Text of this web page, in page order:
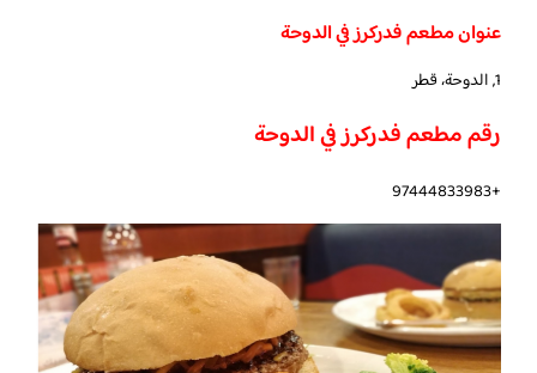
عنوان مطعم فدركرز في الدوحة
1, الدوحة، قطر
رقم مطعم فدركرز في الدوحة
+97444833983